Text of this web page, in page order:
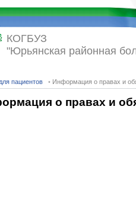
пациентов ◦ Информация о правах и
КОГБУЗ
"Юрьянская районная
о правах и